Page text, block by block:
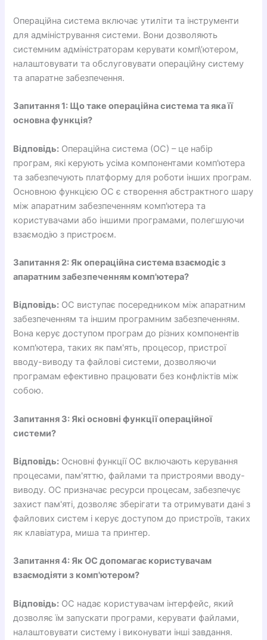
Операційна система включає утиліти та інструменти
для адміністрування системи. Вони дозволяють
системним адміністраторам керувати комп\’ютером,
налаштовувати та обслуговувати операційну систему
та апаратне забезпечення.
Запитання 1: Що таке операційна система та яка її
основна функція?
Відповідь: Операційна система (ОС) – це набір
програм, які керують усіма компонентами комп'ютера
та забезпечують платформу для роботи інших програм.
Основною функцією ОС є створення абстрактного шару
між апаратним забезпеченням комп'ютера та
користувачами або іншими програмами, полегшуючи
взаємодію з пристроєм.
Запитання 2: Як операційна система взаємодіє з
апаратним забезпеченням комп'ютера?
Відповідь: ОС виступає посередником між апаратним
забезпеченням та іншим програмним забезпеченням.
Вона керує доступом програм до різних компонентів
комп'ютера, таких як пам'ять, процесор, пристрої
вводу-виводу та файлові системи, дозволяючи
програмам ефективно працювати без конфліктів між
собою.
Запитання 3: Які основні функції операційної
системи?
Відповідь: Основні функції ОС включають керування
процесами, пам'яттю, файлами та пристроями вводу-
виводу. ОС призначає ресурси процесам, забезпечує
захист пам'яті, дозволяє зберігати та отримувати дані з
файлових систем і керує доступом до пристроїв, таких
як клавіатура, миша та принтер.
Запитання 4: Як ОС допомагає користувачам
взаємодіяти з комп'ютером?
Відповідь: ОС надає користувачам інтерфейс, який
дозволяє їм запускати програми, керувати файлами,
налаштовувати систему і виконувати інші завдання.